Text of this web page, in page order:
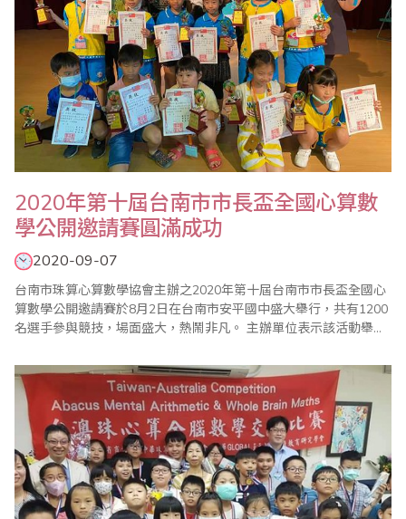
2020年第十屆台南市市長盃全國心算數
學公開邀請賽圓滿成功
2020-09-07
台南市珠算心算數學協會主辦之2020年第十屆台南市市長盃全國心
算數學公開邀請賽於8月2日在台南市安平國中盛大舉行，共有1200
名選手參與競技，場面盛大，熱鬧非凡。 主辦單位表示該活動舉辦
局指導，老師及家長們多年來的信賴與支持，圖為得獎選手與貴賓